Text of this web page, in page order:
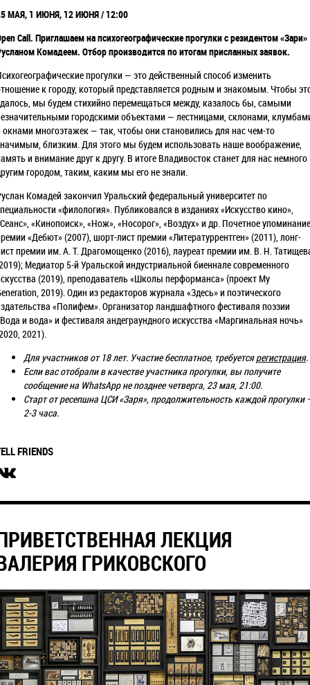
МАЯ, 1 ИЮНЯ, 12 ИЮНЯ / 12:00
Call. Приглашаем на психогеографические прогулки с резидентом «Зари»
Комадеем. Отбор производится по итогам присланных заявок.
прогулки — это действенный способ изменить
к городу, который представляется родным и знакомым. Чтобы
мы будем стихийно перемещаться между, казалось бы, самыми
городскими объектами — лестницами, склонами,
окнами многоэтажек — так, чтобы они становились для нас чем-то
близким. Для этого мы будем использовать наше воображение,
и внимание друг к другу. В итоге Владивосток станет для нас немного
городом, таким, каким мы его не знали.
Комадей закончил Уральский федеральный университет по
«филология». Публиковался в изданиях «Искусство кино»,
«Кинопоиск», «Нож», «Носорог», «Воздух» и др. Почетное упоминание
«Дебют» (2007), шорт-лист премии «Литературрентген» (2011), лонг-
премии им. А. Т. Драгомощенко (2016), лауреат премии им. В. Н.
Медиатор 5-й Уральской индустриальной биеннале современного
(2019), преподаватель «Школы перформанса» (проект My
2019). Один из редакторов журнала «Здесь» и поэтического
«Полифем». Организатор ландшафтного фестиваля поэзии
и вода» и фестиваля андеграундного искусства «Маргинальная ночь»
2021).
Для участников от 18 лет. Участие бесплатное, требуетсярегистрация.
Если вас отобрали в качестве участника прогулки, вы получите
сообщение на WhatsApp не позднее четверга, 23 мая, 21:00.
Старт от ресепшна ЦСИ «Заря», продолжительность каждой прогулки
2-3 часа.
FRIENDS
ЛЕКЦИЯ
ГРИКОВСКОГО